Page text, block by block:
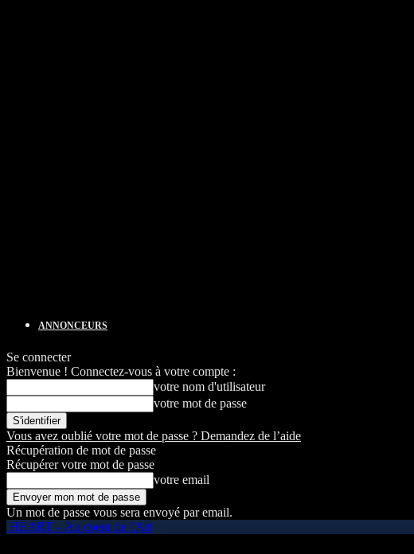
ANNONCEURS
Se connecter
Bienvenue ! Connectez-vous à votre compte :
votre nom d'utilisateur
votre mot de passe
Vous avez oublié votre mot de passe ? Demandez de l’aide
Récupération de mot de passe
Récupérer votre mot de passe
votre email
Un mot de passe vous sera envoyé par email.
HEART – Au coeur de l'Art